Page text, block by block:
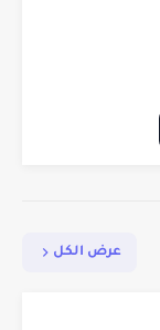
عرض الكل